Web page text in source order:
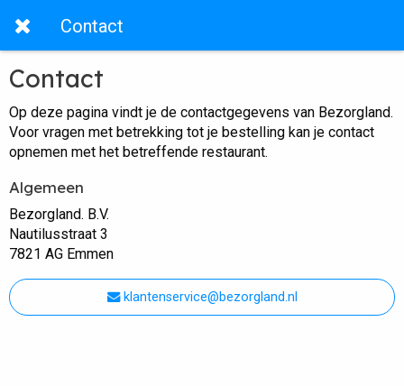
Contact
Contact
Op deze pagina vindt je de contactgegevens van Bezorgland.
Voor vragen met betrekking tot je bestelling kan je contact
opnemen met het betreffende restaurant.
Algemeen
Bezorgland. B.V.
Nautilusstraat 3
7821 AG Emmen
klantenservice@bezorgland.nl